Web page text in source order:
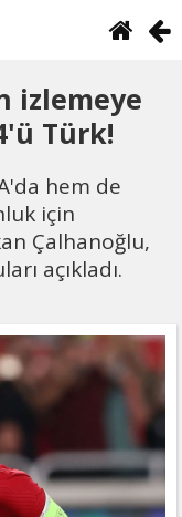
izlemeye
Türk!
hem de
için
Çalhanoğlu,
açıkladı.